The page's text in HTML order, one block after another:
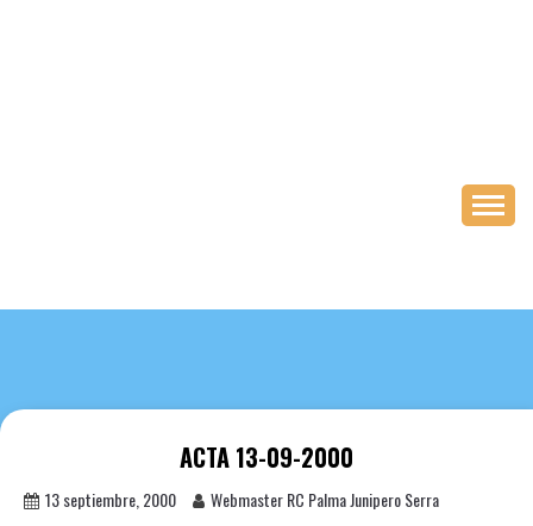
ACTA 13-09-2000
13 septiembre, 2000 Webmaster RC Palma Junipero Serra